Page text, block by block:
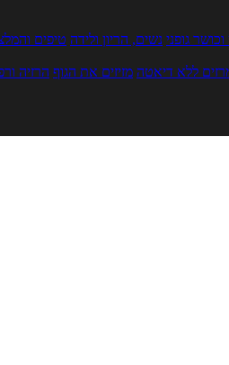
גופני נשים, הריון ולידה טיפים
ללא דיאטה מזיזים את הגוף הרזיה